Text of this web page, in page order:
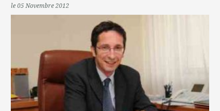
le 05 Novembre 2012